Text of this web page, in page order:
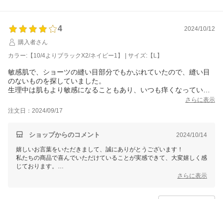
4
2024/10/12
購入者さん
カラー:【10/4よりブラックX2/ネイビー1】 | サイズ:【L】
敏感肌で、ショーツの縫い目部分でもかぶれていたので、縫い目
のないものを探していました。
生理中は肌もより敏感になることもあり、いつも痒くなっていた
足の付け根にあたる部分が、痒くなったりはしていないのです
が、肌に優しいかと言われると少しガサっとする感じはあるかな
さらに表示
注文日：2024/09/17
ショップからのコメント 2024/10/14
嬉しいお言葉をいただきまして、誠にありがとうございます！
私たちの商品で喜んでいただけていることが実感できて、大変嬉しく感
じております。
さらに表示